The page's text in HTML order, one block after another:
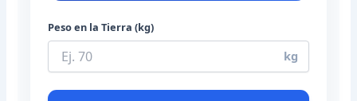
Peso en la Tierra (kg)
kg